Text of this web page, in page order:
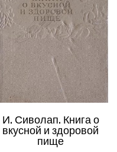
И. Сиволап. Книга о
вкусной и здоровой
пище